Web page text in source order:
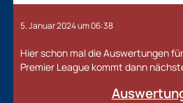
5. Januar 2024 um 06:38
Hier schon mal die Auswertungen
Premier League kommt dann